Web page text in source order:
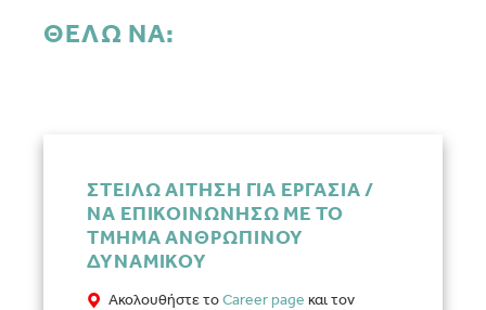
ΘΕΛΩ ΝΑ:
ΣΤΕΙΛΩ ΑΙΤΗΣΗ ΓΙΑ ΕΡΓΑΣΙΑ /
ΝΑ ΕΠΙΚΟΙΝΩΝΗΣΩ ΜΕ ΤΟ
ΤΜΗΜΑ ΑΝΘΡΩΠΙΝΟΥ
ΔΥΝΑΜΙΚΟΥ
Ακολουθήστε τοCareer page και τον